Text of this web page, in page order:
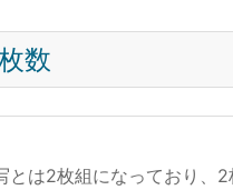
数
とは2枚組になっており、2